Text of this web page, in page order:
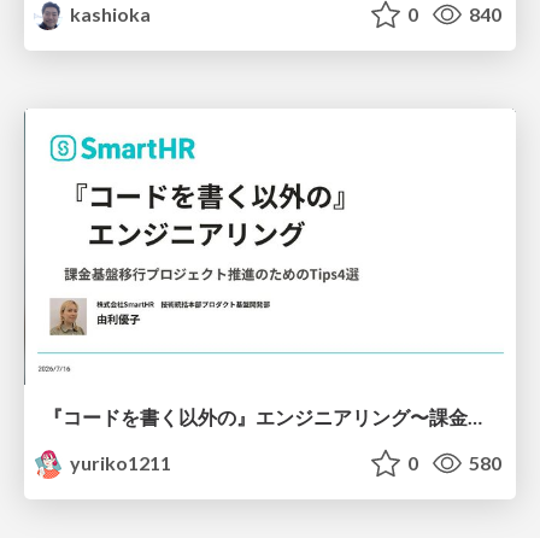
kashioka
0 840
『コードを書く以外の』エンジニアリング〜課金基盤移行プロジェクト推進のためのTips4選
yuriko1211
0 580